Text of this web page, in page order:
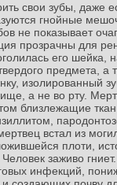
свои зубы, даже
гнойные
не показывает
прозрачны для
его шейка,
предмета,
изолированный
а не во рту.
близлежащие
встал из
плоти,
заживо
инфекций,